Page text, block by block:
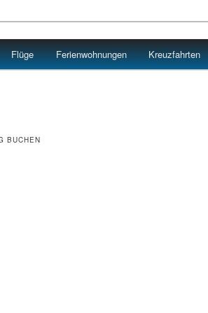
Flüge Ferienwohnungen Kreuzfahrten
BUCHEN